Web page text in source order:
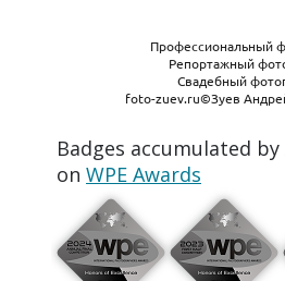
Профессиональный
Репортажный
Свадебный
foto-zuev.ru©Зуев